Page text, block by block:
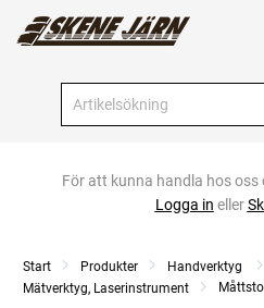
För att kunna handla hos oss
Logga in eller
Start Produkter
Handverktyg
Mätverktyg, Laserinstrument